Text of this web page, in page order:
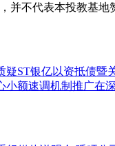
并不代表本投教基
疑ST银亿以资抵债暨
小额速调机制推广在